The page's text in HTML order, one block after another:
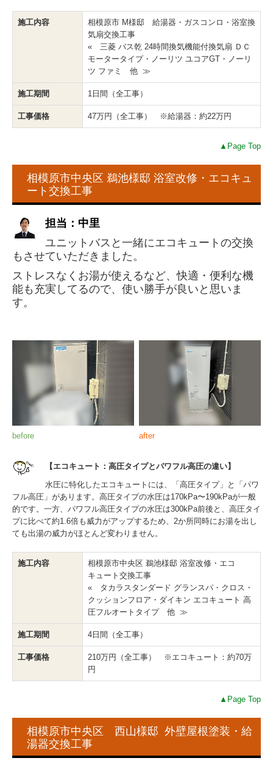
施工内容
相模原市 M様邸 給湯器・ガスコンロ・浴室換
気扇交換工事
« 三菱 バス乾 24時間換気機能付換気扇 ＤＣ
モータータイプ・ノーリツ ユコアGT・ノーリ
ツ ファミ 他 ≫
施工期間 1日間（全工事）
工事価格 47万円（全工事） ※給湯器：約22万円
▲Page Top
相模原市中央区 鵜池様邸 浴室改修・エコキュ
ート交換工事
担当：中里
ユニットバスと一緒にエコキュートの交換
もさせていただきました。
ストレスなくお湯が使えるなど、快適・便利な機
能も充実してるので、使い勝手が良いと思いま
す。
before after
【エコキュート：高圧タイプとパワフル高圧の違い】
水圧に特化したエコキュートには、「高圧タイプ」と「パワ
フル高圧」があります。高圧タイプの水圧は170kPa〜190kPaが一般
的です。一方、パワフル高圧タイプの水圧は300kPa前後と、高圧タイ
プに比べて約1.6倍も威力がアップするため、2か所同時にお湯を出し
ても出湯の威力がほとんど変わりません。
施工内容
相模原市中央区 鵜池様邸 浴室改修・エコ
キュート交換工事
« タカラスタンダード グランスパ・クロス・
クッションフロア・ダイキン エコキュート 高
圧フルオートタイプ 他 ≫
施工期間 4日間（全工事）
工事価格
210万円（全工事） ※エコキュート：約70万
円
▲Page Top
相模原市中央区 西山様邸 外壁屋根塗装・給
湯器交換工事